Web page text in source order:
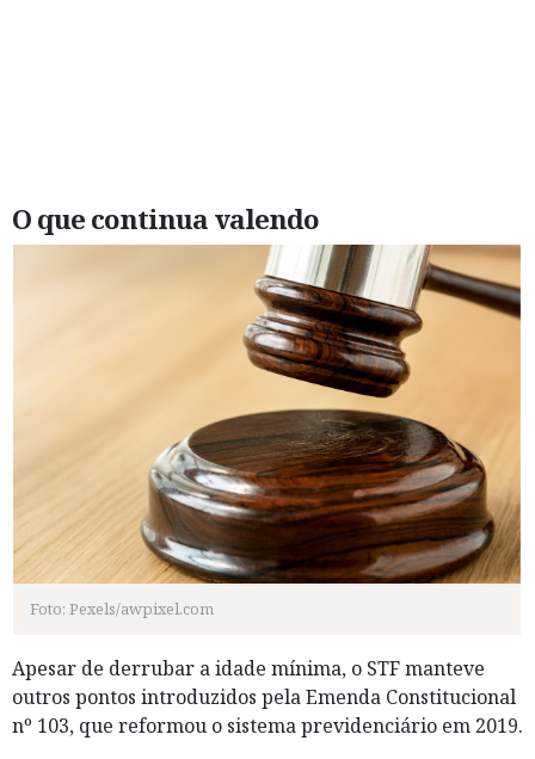
O que continua valendo
Foto: Pexels/awpixel.com
Apesar de derrubar a idade mínima, o STF manteve
outros pontos introduzidos pela Emenda Constitucional
nº 103, que reformou o sistema previdenciário em 2019.